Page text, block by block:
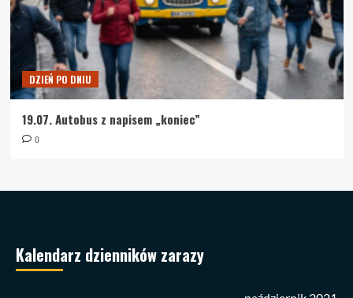
DZIEŃ PO DNIU
19.07. Autobus z napisem „koniec”
0
Kalendarz dzienników zarazy